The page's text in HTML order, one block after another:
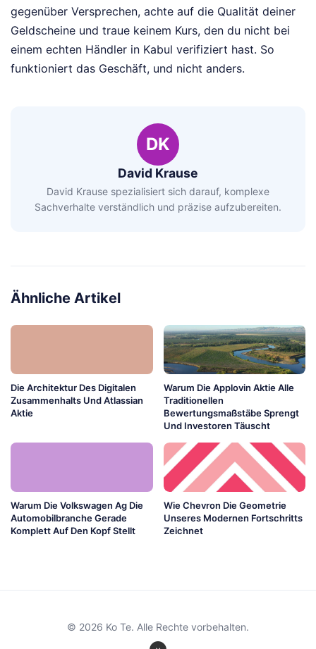
gegenüber Versprechen, achte auf die Qualität deiner
Geldscheine und traue keinem Kurs, den du nicht bei
einem echten Händler in Kabul verifiziert hast. So
funktioniert das Geschäft, und nicht anders.
DK
David Krause
David Krause spezialisiert sich darauf, komplexe
Sachverhalte verständlich und präzise aufzubereiten.
Ähnliche Artikel
Die Architektur Des Digitalen
Zusammenhalts Und Atlassian
Aktie
Warum Die Applovin Aktie Alle
Traditionellen
Bewertungsmaßstäbe Sprengt
Und Investoren Täuscht
Warum Die Volkswagen Ag Die
Automobilbranche Gerade
Komplett Auf Den Kopf Stellt
Wie Chevron Die Geometrie
Unseres Modernen Fortschritts
Zeichnet
© 2026 Ko Te. Alle Rechte vorbehalten.